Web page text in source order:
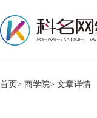
首页> 商学院> 文章详情